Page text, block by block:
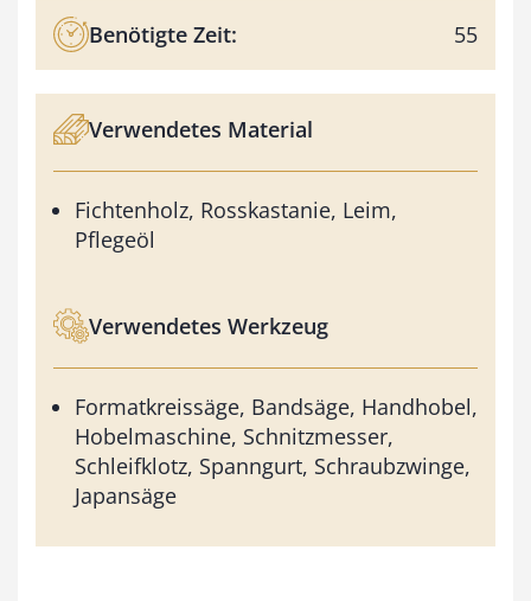
Benötigte Zeit: 55
Verwendetes Material
Fichtenholz, Rosskastanie, Leim,
Pflegeöl
Verwendetes Werkzeug
Formatkreissäge, Bandsäge, Handhobel,
Hobelmaschine, Schnitzmesser,
Schleifklotz, Spanngurt, Schraubzwinge,
Japansäge